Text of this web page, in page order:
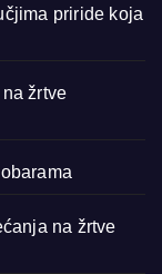
priride koja
žrtve
na žrtve